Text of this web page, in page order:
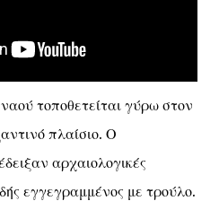
τοποθετείται γύρω στον
πλαίσιο. Ο
αρχαιολογικές
εγγεγραμμένος με τρούλο.